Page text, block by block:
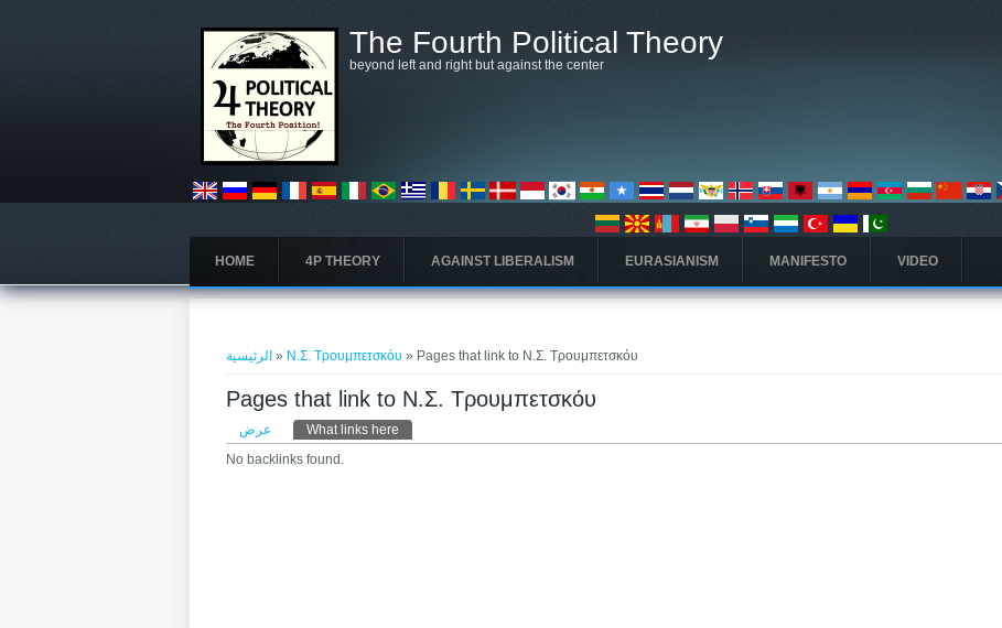
The Fourth Political Theory
beyond left and right but against the center
HOME 4P THEORY AGAINST LIBERALISM EURASIANISM MANIFESTO VIDEO
الرئيسية » Ν.Σ. Τρουμπετσκόυ» Pages that link to Ν.Σ. Τρουμπετσκόυ
Pages that link to Ν.Σ. Τρουμπετσκόυ
التبويبات الأساسية
عرض What links here
No backlinks found.